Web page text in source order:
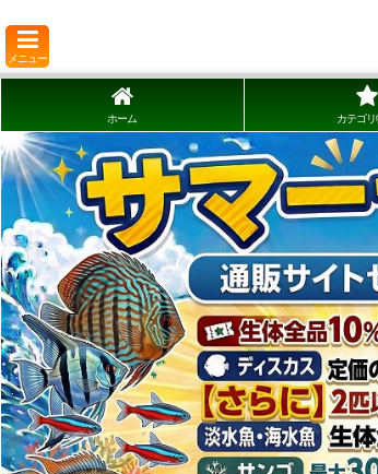
メニュー
ホーム カテゴ